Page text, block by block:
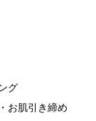
グ
お肌引き締め